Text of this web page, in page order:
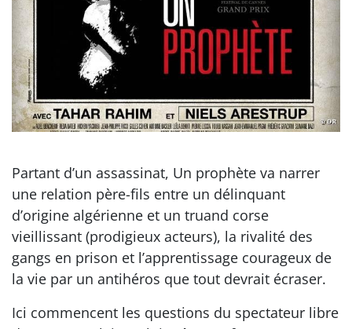
Partant d’un assassinat, Un prophète va narrer
une relation père-fils entre un délinquant
d’origine algérienne et un truand corse
vieillissant (prodigieux acteurs), la rivalité des
gangs en prison et l’apprentissage courageux de
la vie par un antihéros que tout devrait écraser.
Ici commencent les questions du spectateur libre